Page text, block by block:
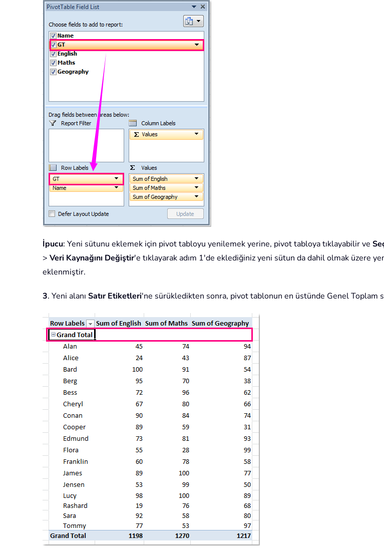
İpucu: Yeni sütunu eklemek için pivot tabloyu yenilemek yerine, pivot tabloya tıklayabilir ve
> Veri Kaynağını Değiştir'e tıklayarak adım 1'de eklediğiniz yeni sütun da dahil olmak üzere
eklenmiştir.
3. Yeni alanı Satır Etiketleri'ne sürükledikten sonra, pivot tablonun en üstünde Genel Toplam